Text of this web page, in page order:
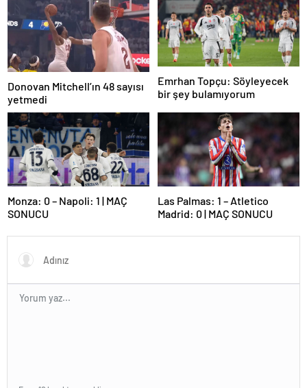
Donovan Mitchell’ın 48 sayısı
yetmedi
Emrhan Topçu: Söyleyecek
bir şey bulamıyorum
Monza: 0 – Napoli: 1 | MAÇ
SONUCU
Las Palmas: 1 – Atletico
Madrid: 0 | MAÇ SONUCU